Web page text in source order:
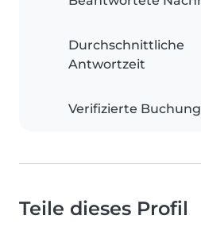
Durchschnittliche
Antwortzeit
Verifizierte
Teile dieses Profil